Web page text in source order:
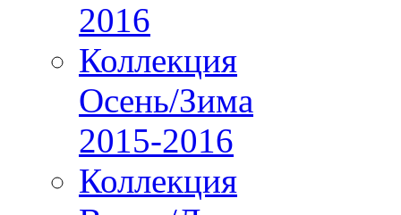
2016
Коллекция
Осень/Зима
2015-2016
Коллекция